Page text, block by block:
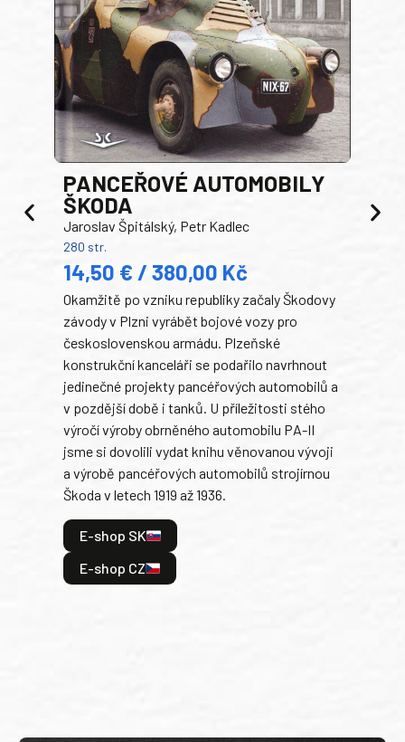
PANCEŘOVÉ AUTOMOBILY
ŠKODA
Jaroslav Špitálský, Petr Kadlec
280 str.
14,50 € / 380,00 Kč
Okamžitě po vzniku republiky začaly Škodovy
závody v Plzni vyrábět bojové vozy pro
československou armádu. Plzeňské
konstrukční kanceláři se podařilo navrhnout
jedinečné projekty pancéřových automobilů a
v pozdější době i tanků. U příležitosti stého
výročí výroby obrněného automobilu PA-II
jsme si dovolili vydat knihu věnovanou vývoji
a výrobě pancéřových automobilů strojírnou
Škoda v letech 1919 až 1936.
E-shop SK
E-shop CZ